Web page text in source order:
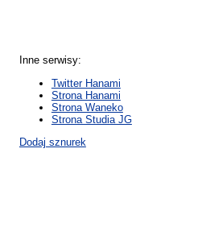
Inne serwisy:
Twitter Hanami
Strona Hanami
Strona Waneko
Strona Studia JG
Dodaj sznurek